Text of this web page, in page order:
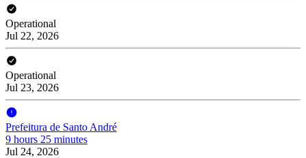
Operational
Jul 22, 2026
Operational
Jul 23, 2026
Prefeitura de Santo André
9 hours 25 minutes
Jul 24, 2026